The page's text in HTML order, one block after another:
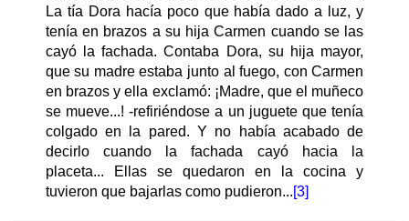
La tía Dora hacía poco que había dado a luz, y
tenía en brazos a su hija Carmen cuando se las
cayó la fachada. Contaba Dora, su hija mayor,
que su madre estaba junto al fuego, con Carmen
en brazos y ella exclamó: ¡Madre, que el muñeco
se mueve...! -refiriéndose a un juguete que tenía
colgado en la pared. Y no había acabado de
decirlo cuando la fachada cayó hacia la
placeta... Ellas se quedaron en la cocina y
tuvieron que bajarlas como pudieron...[3]